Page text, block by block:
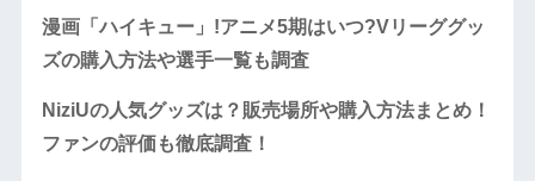
漫画「ハイキュー」!アニメ5期はいつ?Vリーググッ
ズの購入方法や選手一覧も調査
NiziUの人気グッズは？販売場所や購入方法まとめ！
ファンの評価も徹底調査！